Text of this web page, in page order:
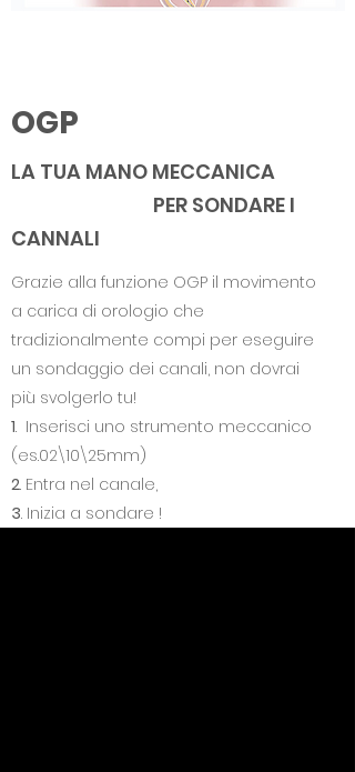
OGP
LA TUA MANO MECCANICA
PER SONDARE I
CANNALI
Grazie alla funzione OGP il movimento
a carica di orologio che
tradizionalmente compi per eseguire
un sondaggio dei canali, non dovrai
più svolgerlo tu!
1. Inserisci uno strumento meccanico
(es.02\10\25mm)
2. Entra nel canale,
3. Inizia a sondare !